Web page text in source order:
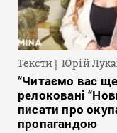
Тексти Юрій
“Читаємо вас
релоковані
писати про
пропагандою